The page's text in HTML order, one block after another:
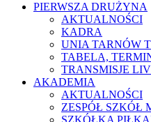
PIERWSZA DRUŻYNA
AKTUALNOŚCI
KADRA
UNIA TARNÓW
TABELA,
TRANSMISJE
AKADEMIA
AKTUALNOŚCI
ZESPÓŁ SZKÓŁ
SZKÓŁKA